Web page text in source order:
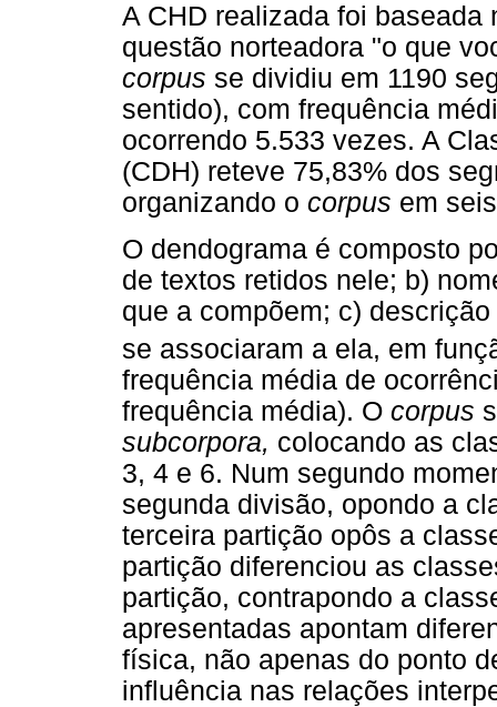
A CHD realizada foi
questão norteadora "o que
corpus se dividiu em 1190
sentido), com frequência
ocorrendo 5.533 vezes. A
(CDH) reteve 75,83% dos
organizando o corpus em
O dendograma é composto
de textos retidos nele; b)
que a compõem; c)
se associaram a ela, em
frequência média de
frequência média). O corpus
subcorpora, colocando as
3, 4 e 6. Num segundo
segunda divisão, opondo a
terceira partição opôs a
partição diferenciou as
partição, contrapondo a
apresentadas apontam
física, não apenas do ponto
influência nas relações